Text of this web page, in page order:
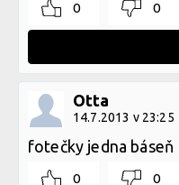
0 0
Otta
14.7.2013 v 23:25
fotečky jedna báseň
0 0